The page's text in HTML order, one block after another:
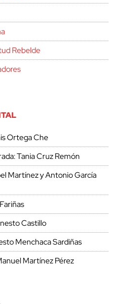
Rebelde
Ortega Che
Tania Cruz Remón
Martínez y Antonio García
Castillo
Menchaca Sardiñas
Martínez Pérez